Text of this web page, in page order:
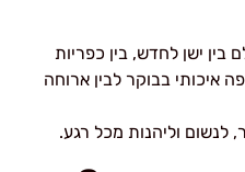
בין ישן לחדש, בין כפריות
איכותי בבוקר לבין ארוחה
לנשום וליהנות מכל רגע.